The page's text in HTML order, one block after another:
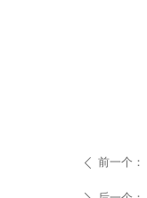
ꄴ 前一个：